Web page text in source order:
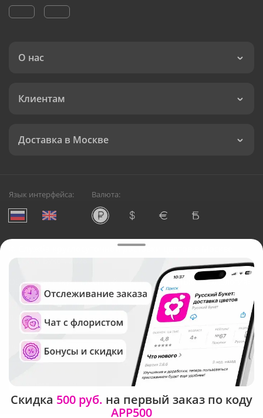
О нас
Клиентам
Доставка в Москве
Язык интерфейса: Валюта:
Служба круглосуточной доставки цветов в Москве
Русский Букет, 2026
Общество с ограниченной ответственностью «Технология»
ОГРН: 1195476081745, ИНН: 5410081997
Юридический адрес: г. Новосибирск, ул. Ипподромская,
д.42, оф. 3
Рейтинг Русского букета в г. Москва
Скидка 500 руб. на первый заказ по коду
APP500